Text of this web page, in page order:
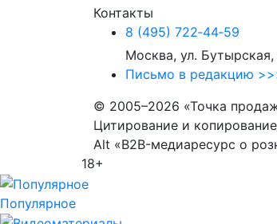
Контакты
8 (495) 722‑44‑59
Москва, ул. Бутырская,
Письмо в редакцию
© 2005–2026 «Точка
Цитирование и
Alt «B2B-медиаресурс о
18+
Популярное